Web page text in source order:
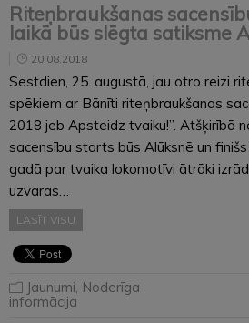
Riteņbraukšanas
laikā būs slēgta satiksme
20.08.2018
Sestdien, 25. augustā, jau otro reizi
spēkiem ar Bānīti riteņbraukšanas
2018 jeb Apsteidz tvaiku!”. Atšķirībā
sacensību starts būs Alūksnē un
gadā par tvaika lokomotīvi ātrāki
uzvaras…
LASĪT VISU
Jaunumi, Noderīga
informācija